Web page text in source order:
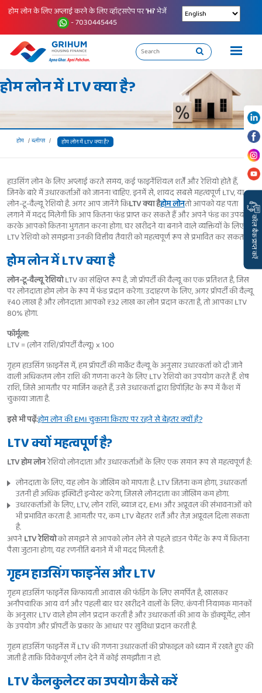
होम लोन के लिए अप्लाई करने के लिए व्हॉट्सऐप पर'Hi'भेजें
- 7030445445
होम लोन में LTV क्या है?
होम ब्लॉग्स होम लोन में LTV क्या है?
हाउसिंग लोन के लिए अप्लाई करते समय, कई फाइनेंशियल शर्तें और रेशियो होते हैं,
जिनके बारे में उधारकर्ताओं को जानना चाहिए. इनमें से, शायद सबसे महत्वपूर्ण LTV, या
लोन-टू-वैल्यू रेशियो है. अगर आप जानेंगे किLTV क्या हैहोम लोनतो आपको यह पता
लगाने में मदद मिलेगी कि आप कितना फंड प्राप्त कर सकते हैं और अपने फंड का उपयोग
करके आपको कितना भुगतान करना होगा. घर खरीदने या बनाने वाले व्यक्तियों के लिए,
LTV रेशियो को समझना उनकी वित्तीय तैयारी को महत्वपूर्ण रूप से प्रभावित कर सकता है.
होम लोन में LTV क्या है
लोन-टू-वैल्यू रेशियोLTV का संक्षिप्त रूप है, जो प्रॉपर्टी की वैल्यू का एक प्रतिशत है, जिस
पर लोनदाता होम लोन के रूप में फंड प्रदान करेगा. उदाहरण के लिए, अगर प्रॉपर्टी की वैल्यू
₹40 लाख है और लोनदाता आपको ₹32 लाख का लोन प्रदान करता है, तो आपका LTV
80% होगा.
फॉर्मूला:
LTV = (लोन राशि/प्रॉपर्टी वैल्यू) x 100
गृहम हाउसिंग फ़ाइनेंस में, हम प्रॉपर्टी की मार्केट वैल्यू के अनुसार उधारकर्ता को दी जाने
वाली अधिकतम लोन राशि की गणना करने के लिए LTV रेशियो का उपयोग करते हैं. शेष
राशि, जिसे आमतौर पर मार्जिन कहते हैं, उसे उधारकर्ता द्वारा डिपॉज़िट के रूप में कैश में
चुकाया जाता है.
इसे भी पढ़ें:होम लोन की EMI चुकाना किराए पर रहने से बेहतर क्यों है?
LTV क्यों महत्वपूर्ण है?
LTV होम लोनरेशियो लोनदाता और उधारकर्ताओं के लिए एक समान रूप से महत्वपूर्ण है:
लोनदाता के लिए, यह लोन के जोखिम को मापता है. LTV जितना कम होगा, उधारकर्ता
उतनी ही अधिक इक्विटी इन्वेस्ट करेगा, जिससे लोनदाता का जोखिम कम होगा.
उधारकर्ताओं के लिए, LTV, लोन राशि, ब्याज दर, EMI और अप्रूवल की संभावनाओं को
भी प्रभावित करता है. आमतौर पर, कम LTV बेहतर शर्तें और तेज़ अप्रूवल दिला सकता
है.
अपनेLTV रेशियोको समझने से आपको लोन लेने से पहले डाउन पेमेंट के रूप में कितना
पैसा जुटाना होगा, यह रणनीति बनाने में भी मदद मिलती है.
गृहम हाउसिंग फाइनेंस और LTV
गृहम हाउसिंग फाइनेंस किफायती आवास की फंडिंग के लिए समर्पित है, खासकर
अनौपचारिक आय वर्ग और पहली बार घर खरीदने वालों के लिए. कंपनी नियामक मानकों
के अनुसार LTV वाले होम लोन प्रदान करती है और उधारकर्ता की आय के डॉक्यूमेंट, लोन
के उपयोग और प्रॉपर्टी के प्रकार के आधार पर सुविधा प्रदान करती है.
गृहम हाउसिंग फाइनेंस में LTV की गणना उधारकर्ता की प्रोफाइल को ध्यान में रखते हुए की
जाती है ताकि विवेकपूर्ण लोन देने में कोई समझौता न हो.
LTV कैलकुलेटर का उपयोग कैसे करें
कॉल बैक प्राप्त करें